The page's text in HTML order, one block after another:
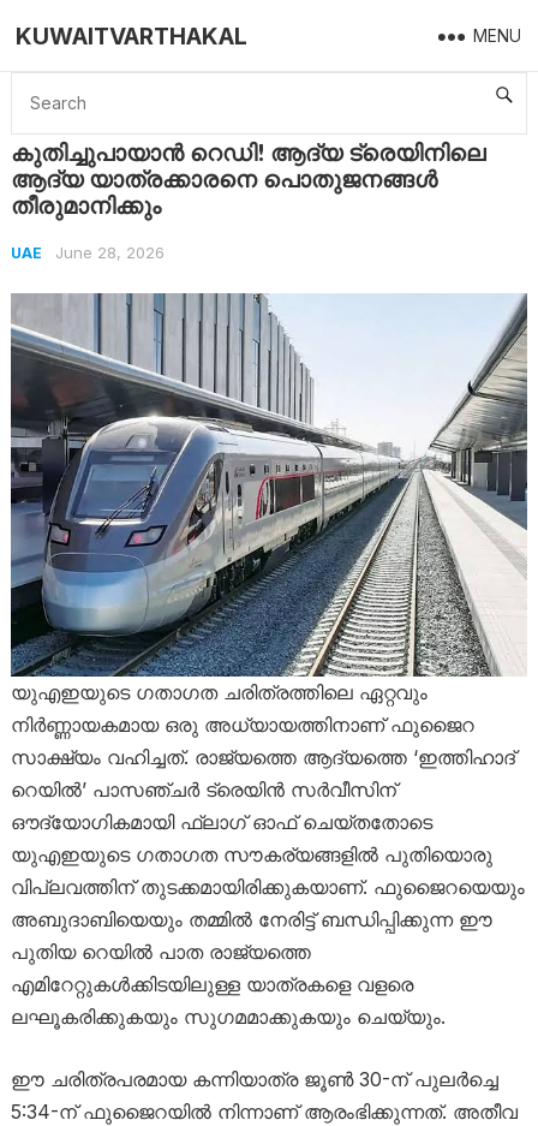
KUWAITVARTHAKAL MENU
Home UAE കുതിച്ചുപായാൻ റെഡി! ആദ്യ ട്രെയിനിലെ ആദ്യ യാത്രക്കാരനെ പൊതുജനങ്ങൾ തീരുമാനിക്കും
കുതിച്ചുപായാൻ റെഡി! ആദ്യ ട്രെയിനിലെ
ആദ്യ യാത്രക്കാരനെ പൊതുജനങ്ങൾ
തീരുമാനിക്കും
UAE June 28, 2026
യുഎഇയുടെ ഗതാഗത ചരിത്രത്തിലെ ഏറ്റവും
നിർണ്ണായകമായ ഒരു അധ്യായത്തിനാണ് ഫുജൈറ
സാക്ഷ്യം വഹിച്ചത്. രാജ്യത്തെ ആദ്യത്തെ ‘ഇത്തിഹാദ്
റെയിൽ’ പാസഞ്ചർ ട്രെയിൻ സർവീസിന്
ഔദ്യോഗികമായി ഫ്ലാഗ് ഓഫ് ചെയ്തതോടെ
യുഎഇയുടെ ഗതാഗത സൗകര്യങ്ങളിൽ പുതിയൊരു
വിപ്ലവത്തിന് തുടക്കമായിരിക്കുകയാണ്. ഫുജൈറയെയും
അബുദാബിയെയും തമ്മിൽ നേരിട്ട് ബന്ധിപ്പിക്കുന്ന ഈ
പുതിയ റെയിൽ പാത രാജ്യത്തെ
എമിറേറ്റുകൾക്കിടയിലുള്ള യാത്രകളെ വളരെ
ലഘൂകരിക്കുകയും സുഗമമാക്കുകയും ചെയ്യും.
ഈ ചരിത്രപരമായ കന്നിയാത്ര ജൂൺ 30-ന് പുലർച്ചെ
5:34-ന് ഫുജൈറയിൽ നിന്നാണ് ആരംഭിക്കുന്നത്. അതീവ